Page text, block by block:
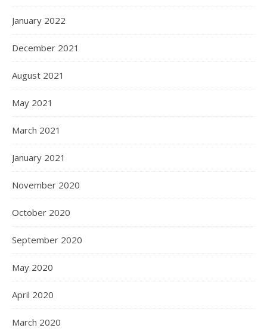
January 2022
December 2021
August 2021
May 2021
March 2021
January 2021
November 2020
October 2020
September 2020
May 2020
April 2020
March 2020